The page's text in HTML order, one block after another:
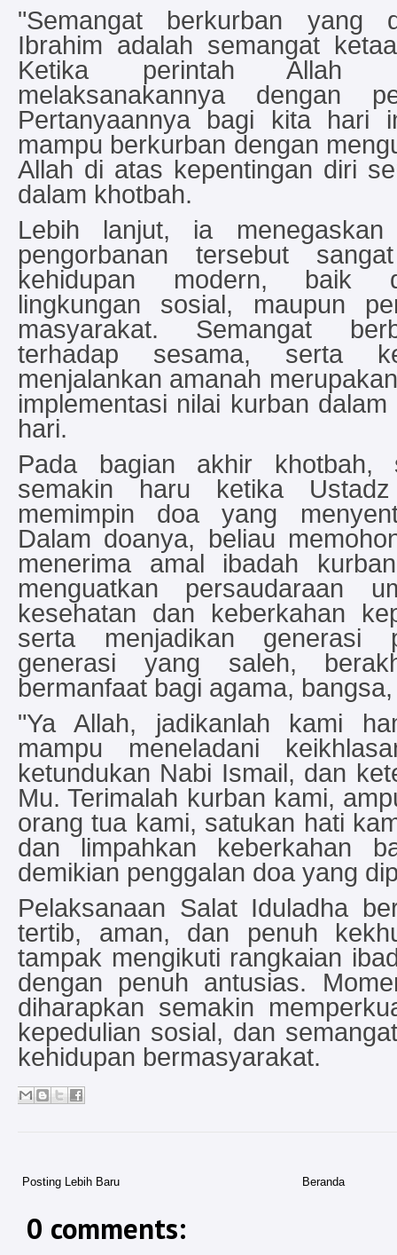
"Semangat berkurban yang
Ibrahim adalah semangat
Ketika perintah Allah
melaksanakannya dengan
Pertanyaannya bagi kita hari
mampu berkurban dengan
Allah di atas kepentingan diri
dalam khotbah.
Lebih lanjut, ia menegaskan
pengorbanan tersebut
kehidupan modern, baik
lingkungan sosial, maupun
masyarakat. Semangat
terhadap sesama, serta
menjalankan amanah
implementasi nilai kurban
hari.
Pada bagian akhir khotbah,
semakin haru ketika
memimpin doa yang
Dalam doanya, beliau
menerima amal ibadah
menguatkan persaudaraan
kesehatan dan keberkahan
serta menjadikan generasi
generasi yang saleh,
bermanfaat bagi agama,
"Ya Allah, jadikanlah kami
mampu meneladani
ketundukan Nabi Ismail, dan
Mu. Terimalah kurban kami,
orang tua kami, satukan hati
dan limpahkan keberkahan
demikian penggalan doa yang
Pelaksanaan Salat Iduladha
tertib, aman, dan penuh
tampak mengikuti rangkaian
dengan penuh antusias.
diharapkan semakin
kepedulian sosial, dan
kehidupan bermasyarakat.
Posting Lebih Baru Beranda
0 comments: